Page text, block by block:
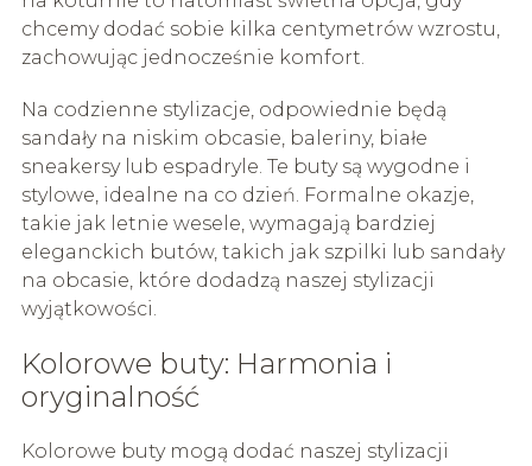
chcemy dodać sobie kilka centymetrów wzrostu,
zachowując jednocześnie komfort.
Na codzienne stylizacje, odpowiednie będą
sandały na niskim obcasie, baleriny, białe
sneakersy lub espadryle. Te buty są wygodne i
stylowe, idealne na co dzień. Formalne okazje,
takie jak letnie wesele, wymagają bardziej
eleganckich butów, takich jak szpilki lub sandały
na obcasie, które dodadzą naszej stylizacji
wyjątkowości.
Kolorowe buty: Harmonia i
oryginalność
Kolorowe buty mogą dodać naszej stylizacji